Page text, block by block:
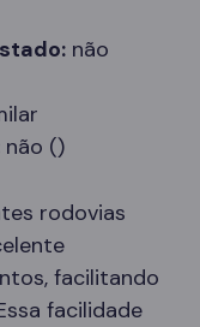
não
não ()
rodovias
facilitando
facilidade